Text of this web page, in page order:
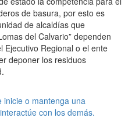
de basura, por esto es
de alcaldías que
del Calvario” dependen
Ejecutivo Regional o el ente
deponer los residuos
inicie o mantenga una
con los demás.